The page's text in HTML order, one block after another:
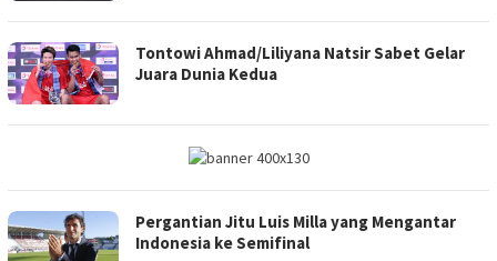
Tontowi Ahmad/Liliyana Natsir Sabet Gelar
Juara Dunia Kedua
Pergantian Jitu Luis Milla yang Mengantar
Indonesia ke Semifinal